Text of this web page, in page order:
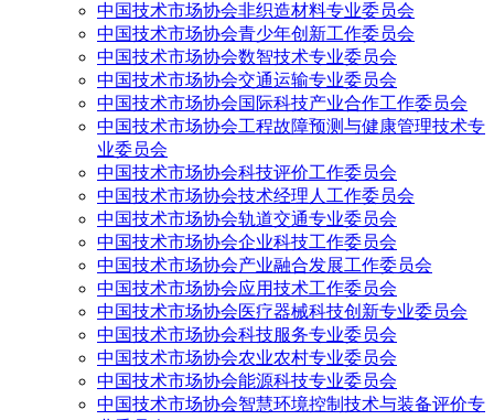
中国技术市场协会非织造材料专业委员会
中国技术市场协会青少年创新工作委员会
中国技术市场协会数智技术专业委员会
中国技术市场协会交通运输专业委员会
中国技术市场协会国际科技产业合作工作委员会
中国技术市场协会工程故障预测与健康管理技术专
业委员会
中国技术市场协会科技评价工作委员会
中国技术市场协会技术经理人工作委员会
中国技术市场协会轨道交通专业委员会
中国技术市场协会企业科技工作委员会
中国技术市场协会产业融合发展工作委员会
中国技术市场协会应用技术工作委员会
中国技术市场协会医疗器械科技创新专业委员会
中国技术市场协会科技服务专业委员会
中国技术市场协会农业农村专业委员会
中国技术市场协会能源科技专业委员会
中国技术市场协会智慧环境控制技术与装备评价专